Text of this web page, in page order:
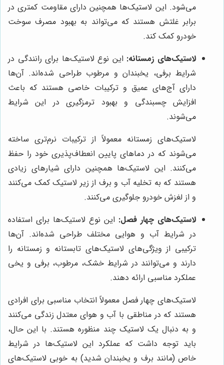
می‌شود. این لاستیک‌ها همچنین دارای مقاومت کمتری در
برابر غلتش هستند که می‌تواند به بهبود مصرف سوخت
خودرو کمک کند.
لاستیک‌های زمستانه: این نوع لاستیک‌ها برای رانندگی در
شرایط برفی، یخبندان و مرطوب طراحی شده‌اند. آن‌ها
دارای آج‌های عمیق و ترکیبات خاصی هستند که باعث
افزایش چسبندگی و بهبود ترمزگیری در این شرایط
می‌شوند.
لاستیک‌های زمستانه معمولاً از ترکیبات نرم‌تری ساخته
می‌شوند که در دماهای پایین انعطاف‌پذیری خود را حفظ
می‌کنند. این لاستیک‌ها همچنین دارای شیارهای زیادی
هستند که به تخلیه آب و برف از زیر لاستیک کمک می‌کنند
و از لغزش خودرو جلوگیری می‌کنند.
لاستیک‌های چهار فصل: این نوع لاستیک‌ها برای استفاده
در شرایط آب و هوایی مختلف طراحی شده‌اند. آن‌ها
ترکیبی از ویژگی‌های لاستیک‌های تابستانه و زمستانه را
دارند و می‌توانند در شرایط خشک، مرطوب، برفی و یخی
عملکرد مناسبی ارائه دهند.
لاستیک‌های چهار فصل معمولاً انتخاب مناسبی برای افرادی
هستند که در مناطقی با آب و هوای معتدل زندگی می‌کنند
و به دنبال یک لاستیک چند منظوره هستند. با این حال،
باید توجه داشت که عملکرد این لاستیک‌ها در شرایط
خاص (مانند برف و یخبندان شدید) به خوبی لاستیک‌های